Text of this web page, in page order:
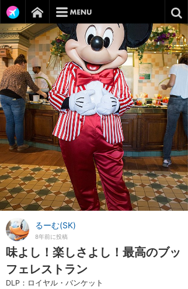
るーむ(SK)
8年前に投稿
味よし！楽しさよし！最高のブッ
フェレストラン
DLP：ロイヤル・バンケット